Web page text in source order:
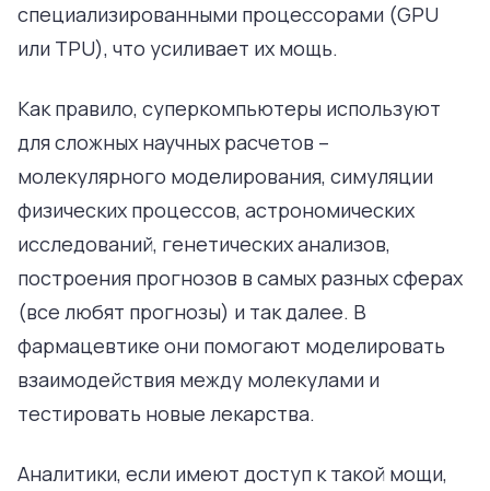
специализированными процессорами (GPU
или TPU), что усиливает их мощь.
Как правило, суперкомпьютеры используют
для сложных научных расчетов –
молекулярного моделирования, симуляции
физических процессов, астрономических
исследований, генетических анализов,
построения прогнозов в самых разных сферах
(все любят прогнозы) и так далее. В
фармацевтике они помогают моделировать
взаимодействия между молекулами и
тестировать новые лекарства.
Аналитики, если имеют доступ к такой мощи,